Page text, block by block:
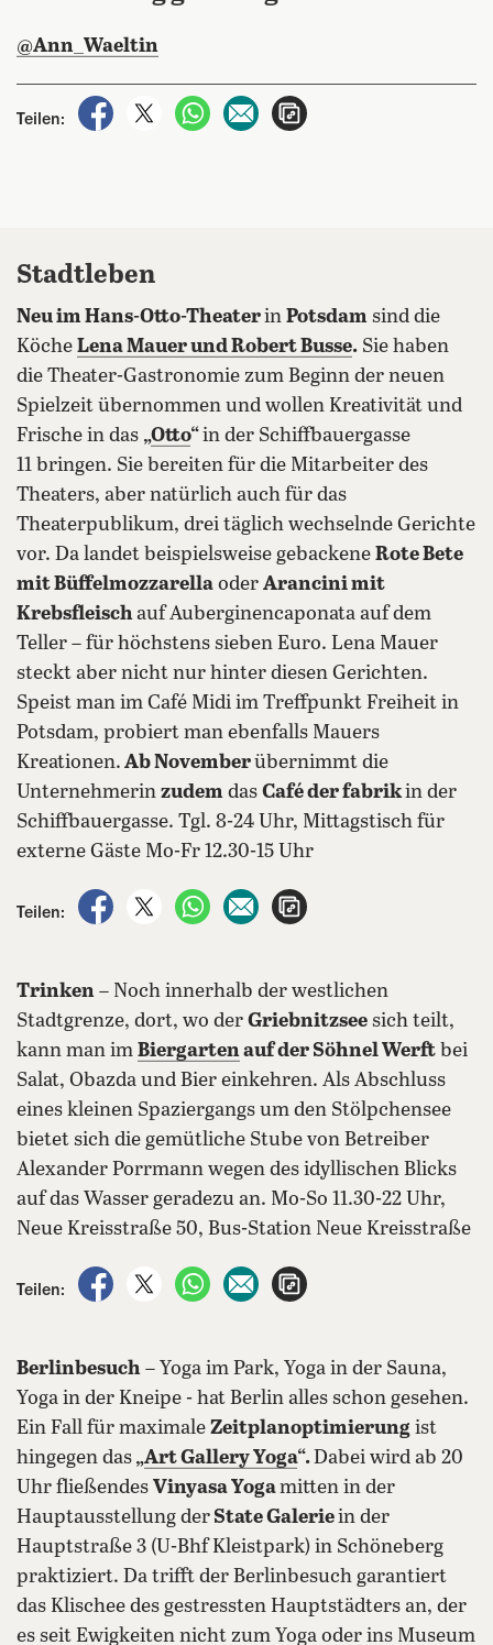
@Ann_Waeltin
Teilen:
auf Facebook teilen
auf X teilenper WhatsApp teilen
per E-Mail teilen
Stadtleben
Neu im Hans-Otto-Theaterin Potsdam sind die
Köche Lena Mauer und Robert Busse. Sie haben
die Theater-Gastronomie zum Beginn der neuen
Spielzeit übernommen und wollen Kreativität und
Frische in das „Otto“in der Schiffbauergasse
11 bringen. Sie bereiten für die Mitarbeiter des
Theaters, aber natürlich auch für das
Theaterpublikum, drei täglich wechselnde Gerichte
vor. Da landet beispielsweise gebackene Rote Bete
mit Büffelmozzarella oder Arancini mit
Krebsfleischauf Auberginencaponata auf dem
Teller – für höchstens sieben Euro. Lena Mauer
steckt aber nicht nur hinter diesen Gerichten.
Speist man im Café Midi im Treffpunkt Freiheit in
Potsdam, probiert man ebenfalls Mauers
Kreationen. Ab Novemberübernimmt die
Unternehmerin zudem das Café der fabrikin der
Schiffbauergasse. Tgl. 8-24 Uhr, Mittagstisch für
externe Gäste Mo-Fr 12.30-15 Uhr
Teilen:
auf Facebook teilen
auf X teilenper WhatsApp teilen
per E-Mail teilen
Trinken – Noch innerhalb der westlichen
Stadtgrenze, dort, wo der Griebnitzsee sich teilt,
kann man im Biergartenauf der Söhnel Werft bei
Salat, Obazda und Bier einkehren. Als Abschluss
eines kleinen Spaziergangs um den Stölpchensee
bietet sich die gemütliche Stube von Betreiber
Alexander Porrmann wegen des idyllischen Blicks
auf das Wasser geradezu an. Mo-So 11.30-22 Uhr,
Neue Kreisstraße 50, Bus-Station Neue Kreisstraße
Teilen:
auf Facebook teilen
auf X teilenper WhatsApp teilen
per E-Mail teilen
Berlinbesuch – Yoga im Park, Yoga in der Sauna,
Yoga in der Kneipe - hat Berlin alles schon gesehen.
Ein Fall für maximale Zeitplanoptimierung ist
hingegen das „Art Gallery Yoga“.Dabei wird ab 20
Uhr fließendes Vinyasa Yogamitten in der
Hauptausstellung der State Galeriein der
Hauptstraße 3 (U-Bhf Kleistpark) in Schöneberg
praktiziert. Da trifft der Berlinbesuch garantiert
das Klischee des gestressten Hauptstädters an, der
es seit Ewigkeiten nicht zum Yoga oder ins Museum